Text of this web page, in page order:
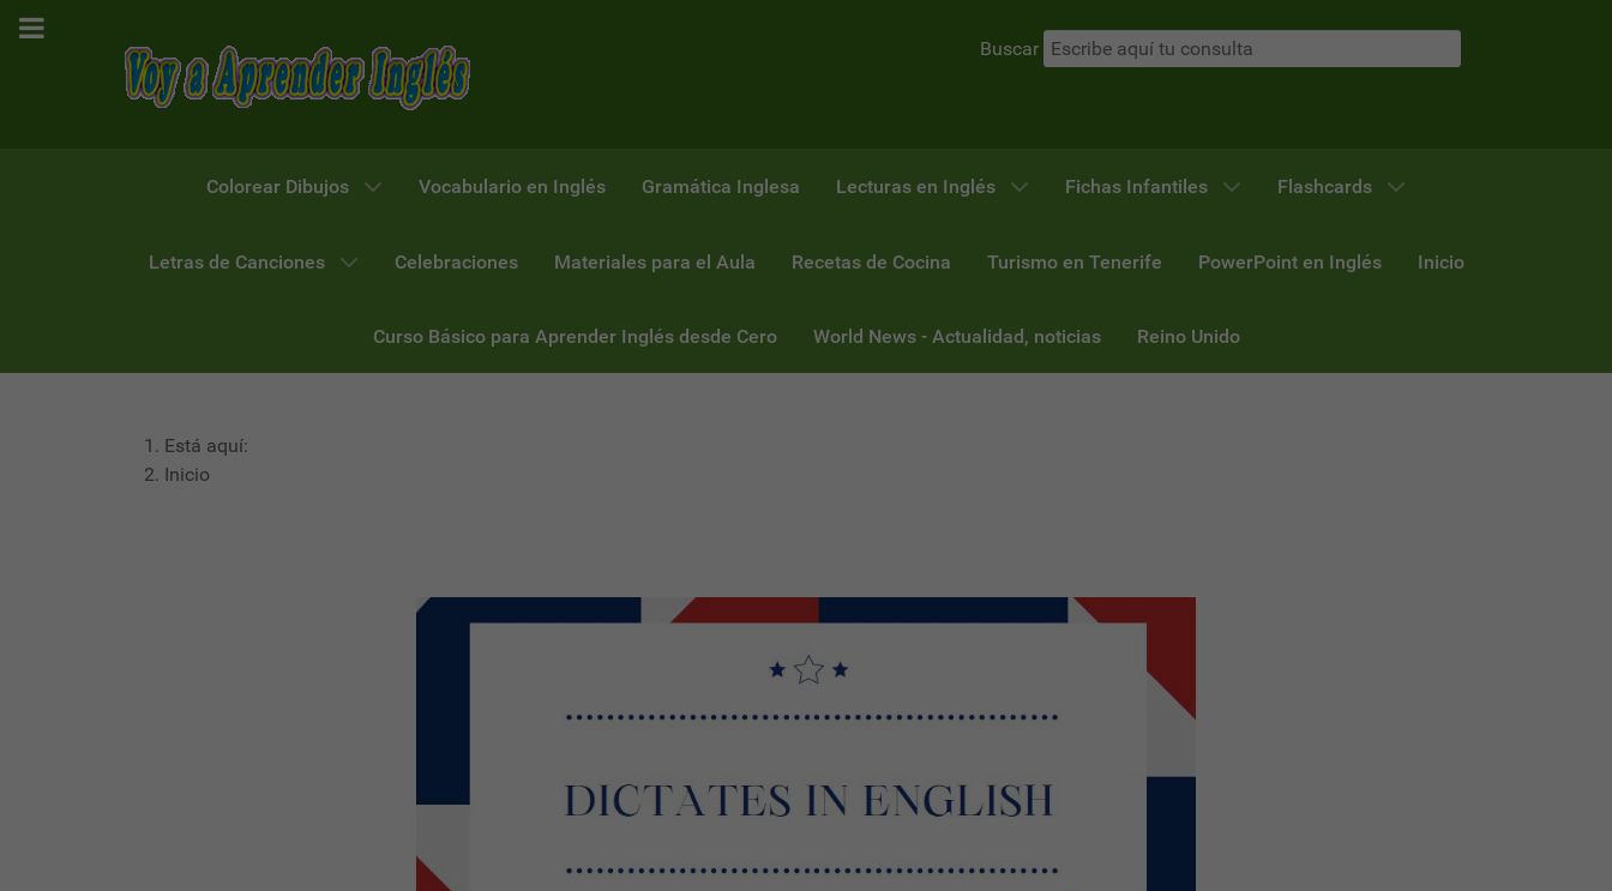
Buscar
Colorear Dibujos Vocabulario en Inglés Gramática Inglesa Lecturas en Inglés Fichas Infantiles Flashcards
Letras de Canciones Celebraciones Materiales para el Aula Recetas de Cocina Turismo en Tenerife PowerPoint en Inglés Inicio
Curso Básico para Aprender Inglés desde Cero World News - Actualidad, noticias Reino Unido
Está aquí:
Inicio